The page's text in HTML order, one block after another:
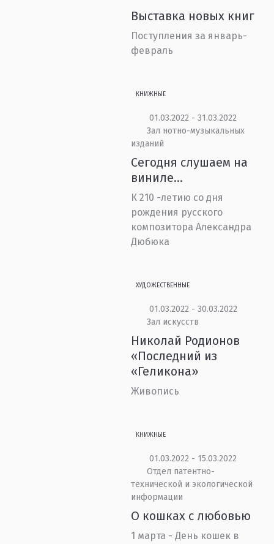
Выставка новых книг
Поступления за январь-
февраль
КНИЖНЫЕ
01.03.2022 - 31.03.2022
Зал нотно-музыкальных
изданий
Сегодня слушаем на
виниле…
К 210 -летию со дня
рождения русского
композитора Александра
Дюбюка
ХУДОЖЕСТВЕННЫЕ
01.03.2022 - 30.03.2022
Зал искусств
Николай Родионов
«Последний из
«Геликона»
Живопись
КНИЖНЫЕ
01.03.2022 - 15.03.2022
Отдел патентно-
технической и экологической
информации
О кошках с любовью
1 марта - День кошек в